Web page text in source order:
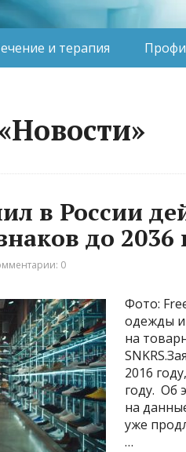
и терапия
в России
до 2036
0
Фото:
одежды и
на
2016
году. Об
на
уже
…